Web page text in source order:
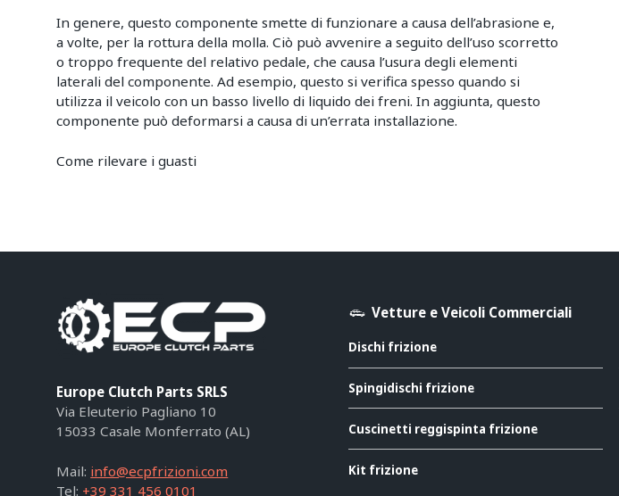
In genere, questo componente smette di funzionare a causa dell’abrasione e,
a volte, per la rottura della molla. Ciò può avvenire a seguito dell’uso scorretto
o troppo frequente del relativo pedale, che causa l’usura degli elementi
laterali del componente. Ad esempio, questo si verifica spesso quando si
utilizza il veicolo con un basso livello di liquido dei freni. In aggiunta, questo
componente può deformarsi a causa di un’errata installazione.
Come rilevare i guasti
Europe Clutch Parts SRLS
Via Eleuterio Pagliano 10
15033 Casale Monferrato (AL)
Mail: info@ecpfrizioni.com
Tel: +39 331 456 0101
Vetture e Veicoli Commerciali
Dischi frizione
Spingidischi frizione
Cuscinetti reggispinta frizione
Kit frizione